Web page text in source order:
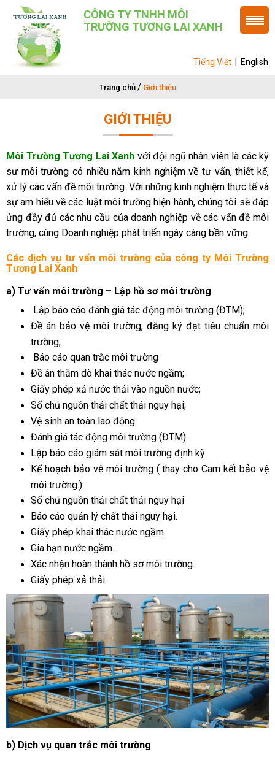
CÔNG TY TNHH MÔI
TRƯỜNG TƯƠNG LAI XANH
Tiếng Việt English
Trang chủ / Giới thiệu
GIỚI THIỆU
Môi Trường Tương Lai Xanh với đội ngũ nhân viên là các kỹ
sư môi trường có nhiều năm kinh nghiệm về tư vấn, thiết kế,
xử lý các vấn đề môi trường. Với những kinh nghiệm thực tế và
sự am hiểu về các luật môi trường hiện hành, chúng tôi sẽ đáp
ứng đầy đủ các nhu cầu của doanh nghiệp về các vấn đề môi
trường, cùng Doanh nghiệp phát triển ngày càng bền vững.
Các dịch vụ tư vấn môi trường của công ty Môi Trường
Tương Lai Xanh
a) Tư vấn môi trường – Lập hồ sơ môi trường
Lập báo cáo đánh giá tác động môi trường (ĐTM);
Đề án bảo vệ môi trường, đăng ký đạt tiêu chuẩn môi
trường;
Báo cáo quan trắc môi trường
Đề án thăm dò khai thác nước ngầm;
Giấy phép xả nước thải vào nguồn nước;
Sổ chủ nguồn thải chất thải nguy hại;
Vệ sinh an toàn lao động.
Đánh giá tác động môi trường (ĐTM).
Lập báo cáo giám sát môi trường định kỳ.
Kế hoạch bảo vệ môi trường ( thay cho Cam kết bảo vệ
môi trường.)
Sổ chủ nguồn thải chất thải nguy hại
Báo cáo quản lý chất thải nguy hại.
Giấy phép khai thác nước ngầm
Gia hạn nước ngầm.
Xác nhận hoàn thành hồ sơ môi trường.
Giấy phép xả thải.
b) Dịch vụ quan trắc môi trường